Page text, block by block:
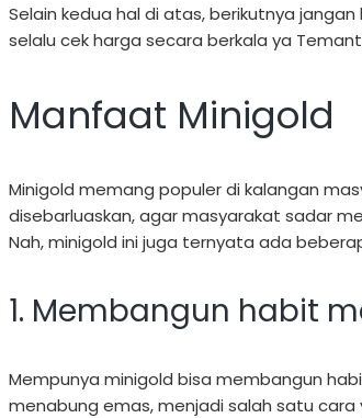
Selain kedua hal di atas, berikutnya
selalu cek harga secara berkala ya
Manfaat Minigold
Minigold memang populer di kalangan
disebarluaskan, agar masyarakat sadar
Nah, minigold ini juga ternyata ada
1. Membangun habit
Mempunya minigold bisa membangun
menabung emas, menjadi salah satu